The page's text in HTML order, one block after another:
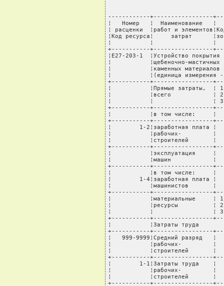
------------+-----------------+----T---------+-------+---------+----------+--------
¦   Номер   ¦  Наименование   ¦    ¦         ¦       ¦Стоимость¦  Всего   ¦В том числе:¦
¦ расценки  ¦работ и элементов¦Код ¦ Единица ¦ Норма ¦единицы, ¦стоимость,¦транспортные¦
¦Код ресурса¦     затрат      ¦зоны¦измерения¦расхода¦  руб.   ¦   руб.   ¦  расходы,  ¦
¦           ¦                 ¦    ¦         ¦       ¦         ¦          ¦    руб.    ¦
+-----------+-----------------+----+---------+-------+---------+----------+------------+
¦Е27-203-1  ¦Устройство покрытия толщиной 4 см из горячих асфальтобетонных             ¦
¦           ¦щебеночно-мастичных плотных мелкозернистых смесей типа С, плотность       ¦
¦           ¦каменных материалов 2,5 - 2,9 т/куб.м                                     ¦
¦           ¦(единица измерения - 1000 кв.м покрытия)                                  ¦
+-----------+-----------------+----T---------+-------+---------+----------+------------+
¦           ¦Прямые затраты,  ¦ 1  ¦         ¦       ¦         ¦   1030097¦         105¦
¦           ¦всего            ¦ 2  ¦  руб.   ¦       ¦         ¦   1030271¦         274¦
¦           ¦                 ¦ 3  ¦         ¦       ¦         ¦   1030141¦         148¦
+-----------+-----------------+----+---------+-------+---------+----------+------------+
¦           ¦в том числе:     ¦    ¦         ¦       ¦         ¦          ¦            ¦
+-----------+-----------------+----+---------+-------+---------+----------+------------+
¦        1-2¦заработная плата ¦    ¦  руб.   ¦       ¦         ¦     42432¦            ¦
¦           ¦рабочих-         ¦    ¦         ¦       ¦         ¦          ¦            ¦
¦           ¦строителей       ¦    ¦         ¦       ¦         ¦          ¦            ¦
+-----------+-----------------+----+---------+-------+---------+----------+------------+
¦           ¦эксплуатация     ¦    ¦  руб.   ¦       ¦         ¦    978028¦            ¦
¦           ¦машин            ¦    ¦         ¦       ¦         ¦          ¦            ¦
+-----------+-----------------+----+---------+-------+---------+----------+------------+
¦           ¦в том числе:     ¦    ¦         ¦       ¦         ¦          ¦            ¦
¦        1-4¦заработная плата ¦    ¦  руб.   ¦       ¦         ¦     51320¦            ¦
¦           ¦машинистов       ¦    ¦         ¦       ¦         ¦          ¦            ¦
+-----------+-----------------+----+---------+-------+---------+----------+------------+
¦           ¦материальные     ¦ 1  ¦         ¦       ¦         ¦      9637¦         105¦
¦           ¦ресурсы          ¦ 2  ¦  руб.   ¦       ¦         ¦      9811¦         274¦
¦           ¦                 ¦ 3  ¦         ¦       ¦         ¦      9681¦         148¦
+-----------+-----------------+----+---------+-------+---------+----------+------------+
¦           ¦Затраты труда                                                             ¦
+-----------+-----------------+----T---------+-------+---------+----------+------------+
¦   999-9999¦Средний разряд   ¦    ¦         ¦    3,1¦         ¦          ¦            ¦
¦           ¦рабочих-         ¦    ¦         ¦       ¦         ¦          ¦            ¦
¦           ¦строителей       ¦    ¦         ¦       ¦         ¦          ¦            ¦
+-----------+-----------------+----+---------+-------+---------+----------+------------+
¦        1-1¦Затраты труда    ¦    ¦ чел.-ч  ¦  20,39¦         ¦          ¦            ¦
¦           ¦рабочих-         ¦    ¦         ¦       ¦         ¦          ¦            ¦
¦           ¦строителей       ¦    ¦         ¦       ¦         ¦          ¦            ¦
+-----------+-----------------+----+---------+-------+---------+----------+------------+
¦        1-3¦Затраты труда    ¦    ¦ чел.-ч  ¦  17,45¦         ¦          ¦